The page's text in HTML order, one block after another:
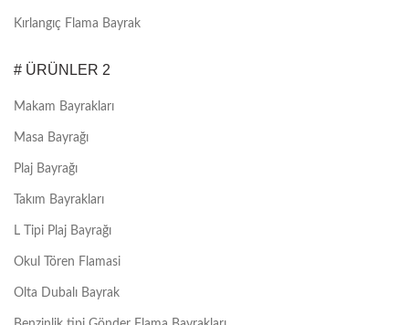
Kırlangıç Flama Bayrak
# ÜRÜNLER 2
Makam Bayrakları
Masa Bayrağı
Plaj Bayrağı
Takım Bayrakları
L Tipi Plaj Bayrağı
Okul Tören Flamasi
Olta Dubalı Bayrak